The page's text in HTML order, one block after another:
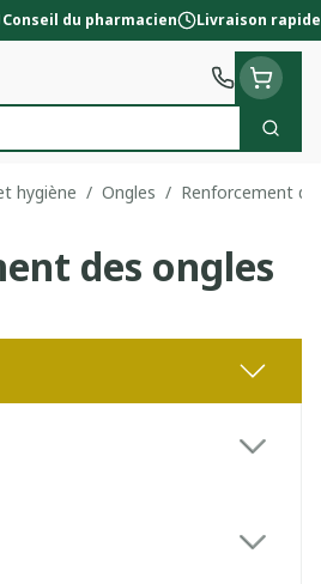
Conseil du pharmacien Livraison rapide
hygiène / Ongles / Renforcement
des ongles